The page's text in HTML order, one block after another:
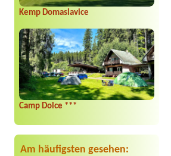
Kemp Domaslavice
Camp Dolce ***
Am häufigsten gesehen: